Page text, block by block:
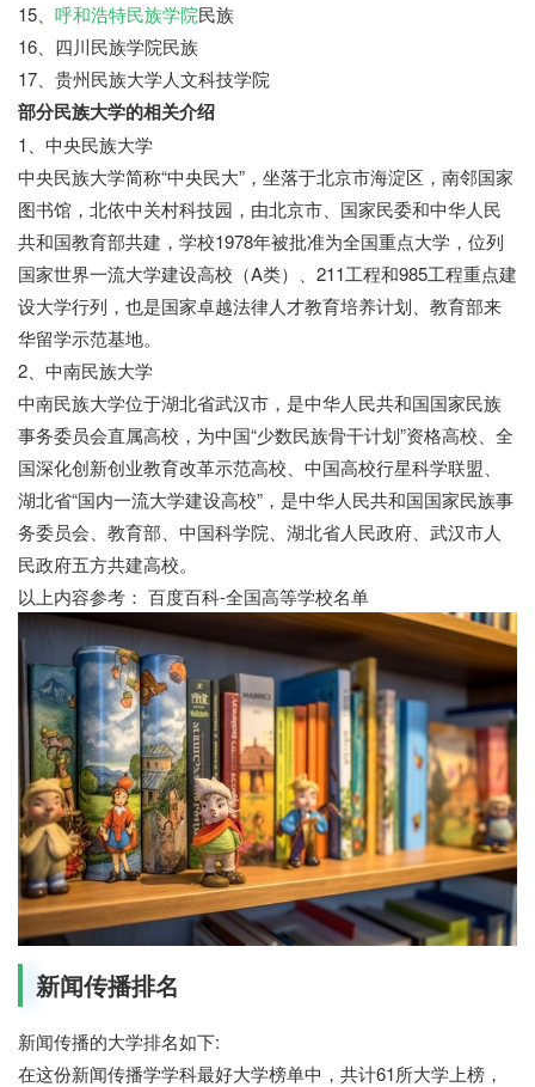
15、 呼和浩特民族学院民族
16、四川民族学院民族
17、贵州民族大学人文科技学院
部分民族大学的相关介绍
1、中央民族大学
中央民族大学简称“中央民大”，坐落于北京市海淀区，南邻国家
图书馆，北依中关村科技园，由北京市、国家民委和中华人民
共和国教育部共建，学校1978年被批准为全国重点大学，位列
国家世界一流大学建设高校（A类）、211工程和985工程重点建
设大学行列，也是国家卓越法律人才教育培养计划、教育部来
华留学示范基地。
2、中南民族大学
中南民族大学位于湖北省武汉市，是中华人民共和国国家民族
事务委员会直属高校，为中国“少数民族骨干计划”资格高校、全
国深化创新创业教育改革示范高校、中国高校行星科学联盟、
湖北省“国内一流大学建设高校”，是中华人民共和国国家民族事
务委员会、教育部、中国科学院、湖北省人民政府、武汉市人
民政府五方共建高校。
以上内容参考： 百度百科-全国高等学校名单
新闻传播排名
新闻传播的大学排名如下:
在这份新闻传播学学科最好大学榜单中，共计61所大学上榜，